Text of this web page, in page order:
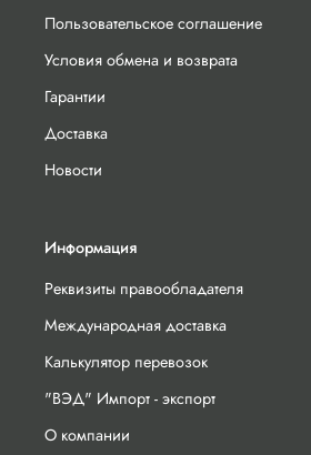
Пользовательское соглашение
Условия обмена и возврата
Гарантии
Доставка
Новости
Информация
Реквизиты правообладателя
Международная доставка
Калькулятор перевозок
"ВЭД" Импорт - экспорт
О компании